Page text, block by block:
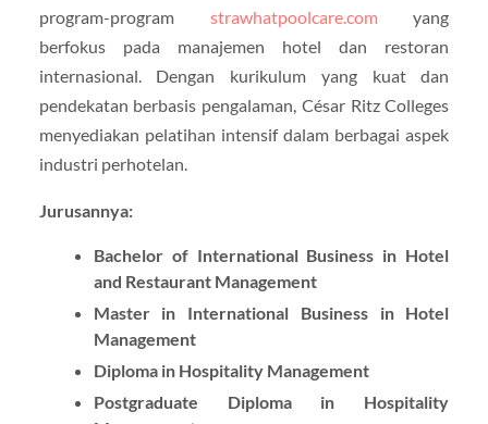
program-program strawhatpoolcare.com yang
berfokus pada manajemen hotel dan restoran
internasional. Dengan kurikulum yang kuat dan
pendekatan berbasis pengalaman, César Ritz Colleges
menyediakan pelatihan intensif dalam berbagai aspek
industri perhotelan.
Jurusannya:
Bachelor of International Business in Hotel
and Restaurant Management
Master in International Business in Hotel
Management
Diploma in Hospitality Management
Postgraduate Diploma in Hospitality